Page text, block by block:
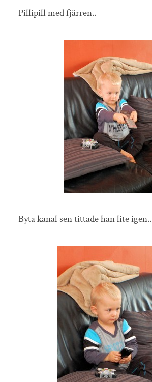
Pillipill med fjärren..
Byta kanal sen tittade han lite igen..